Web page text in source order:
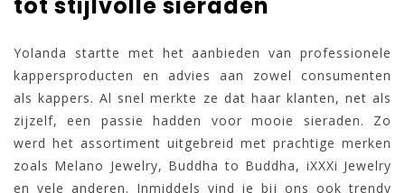
Yolanda startte met het aanbieden van professionele
kappersproducten en advies aan zowel consumenten
als kappers. Al snel merkte ze dat haar klanten, net als
zijzelf, een passie hadden voor mooie sieraden. Zo
werd het assortiment uitgebreid met prachtige merken
zoals Melano Jewelry, Buddha to Buddha, iXXXi Jewelry
en vele anderen. Inmiddels vind je bij ons ook trendy